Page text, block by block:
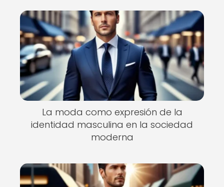
La moda como expresión de la
identidad masculina en la sociedad
moderna